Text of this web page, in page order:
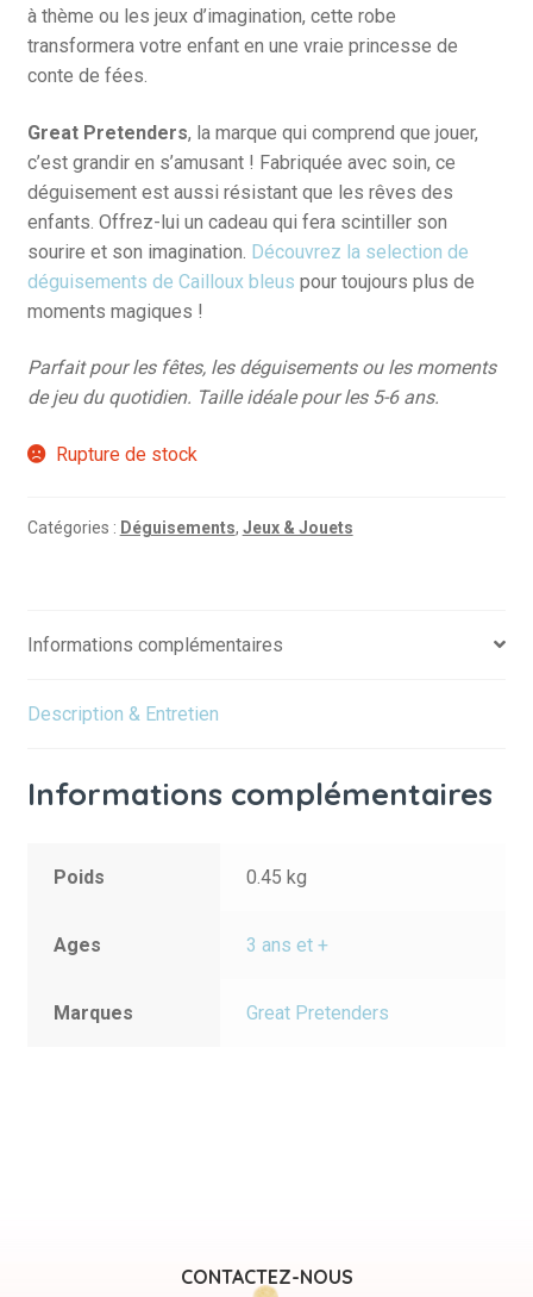
à thème ou les jeux d’imagination, cette robe
transformera votre enfant en une vraie princesse de
conte de fées.
Great Pretenders, la marque qui comprend que jouer,
c’est grandir en s’amusant ! Fabriquée avec soin, ce
déguisement est aussi résistant que les rêves des
enfants. Offrez-lui un cadeau qui fera scintiller son
sourire et son imagination. Découvrez la selection de
déguisements de Cailloux bleus pour toujours plus de
moments magiques !
Parfait pour les fêtes, les déguisements ou les moments
de jeu du quotidien. Taille idéale pour les 5-6 ans.
Rupture de stock
Catégories : Déguisements, Jeux & Jouets
Informations complémentaires
Description & Entretien
Informations complémentaires
Poids 0.45 kg
Ages 3 ans et +
Marques Great Pretenders
CONTACTEZ-NOUS